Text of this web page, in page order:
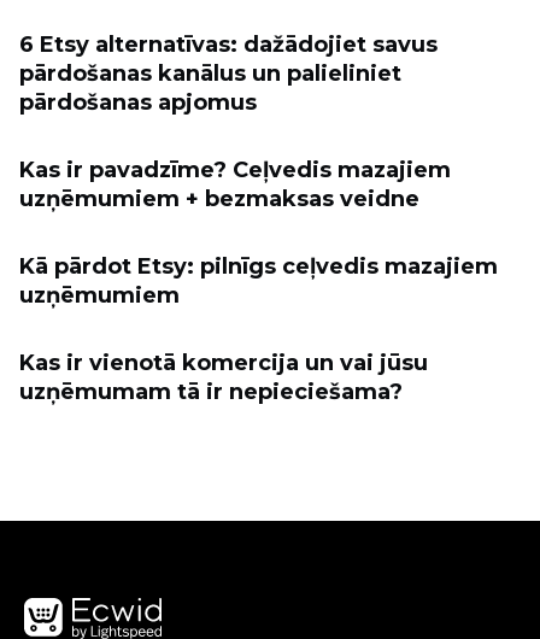
6 Etsy alternatīvas: dažādojiet savus
pārdošanas kanālus un palieliniet
pārdošanas apjomus
Kas ir pavadzīme? Ceļvedis mazajiem
uzņēmumiem + bezmaksas veidne
Kā pārdot Etsy: pilnīgs ceļvedis mazajiem
uzņēmumiem
Kas ir vienotā komercija un vai jūsu
uzņēmumam tā ir nepieciešama?